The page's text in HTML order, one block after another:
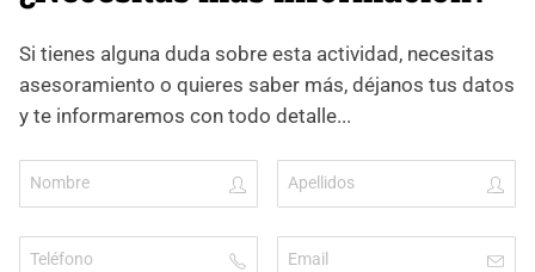
Si tienes alguna duda sobre esta actividad, necesitas
asesoramiento o quieres saber más, déjanos tus datos
y te informaremos con todo detalle...